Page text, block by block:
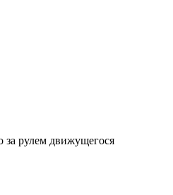
за рулем движущегося